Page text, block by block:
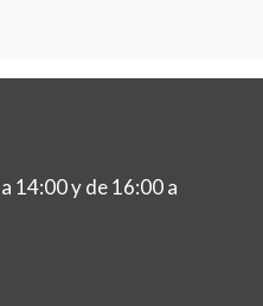
14:00 y de 16:00 a